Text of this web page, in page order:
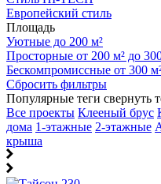
Европейский стиль
Площадь
Уютные до 200 м²
Просторные от 200 м² до
Бескомпромиссные от 300
Сбросить фильтры
Популярные теги свернуть
Все проекты Клееный брус
дома 1-этажные 2-этажные
крыша